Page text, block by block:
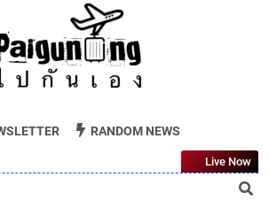
ลูกเธอ เจ้าฟ้าพัชรกิติยาภา นเรนทิ
วงราชสาริณีสิริพัชร มหาวัชรราช
ธิดา เป็นล้นพ้น
ซีจีซี พัฒนาบรรจุภัณฑ์อาหารรักษ์
ย่อยสลายทางชีวภาพ “EcoRevo”
เพื่อผู้บริโภคและสิ่งแวดล้อมที่ยั่งยืน
ชวนสัมผัสฤดูแห่งความสุขกับ Chang
Presents ‘นั่งเล่น 10’ เทศกาล
รมชาติบรรยากาศดีที่สุดและสบาย
ภาพชีวิตของผู้คนทุกเจเนอเรชัน
อมด้วยบริษัทในกลุ่มเซ็นทรัล ร่วม
ย และน้อมสำนึกในพระกรุณาธิคุณ
วงราชสาริณีสิริพัชร มหาวัชรราช
ซีจีซี พัฒนาบรรจุภัณฑ์อาหารรักษ์
อยสลายทางชีวภาพ “EcoRevo”
RANDOM NEWS
Live Now